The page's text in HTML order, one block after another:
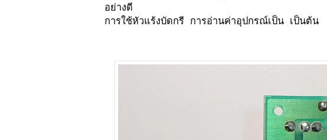
อย่างดี 5) ทักษะ
การใช้หัวแร้งบัดกรี การอ่านค่าอุปกรณ์เป็น เป็นต้น